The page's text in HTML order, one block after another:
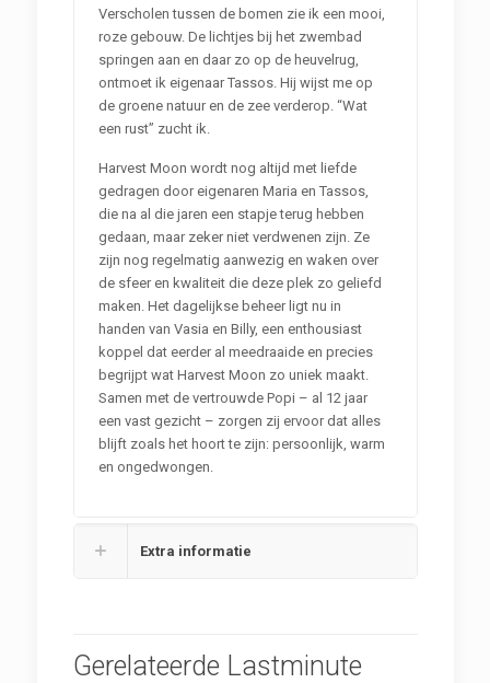
Verscholen tussen de bomen zie ik een mooi,
roze gebouw. De lichtjes bij het zwembad
springen aan en daar zo op de heuvelrug,
ontmoet ik eigenaar Tassos. Hij wijst me op
de groene natuur en de zee verderop. “Wat
een rust” zucht ik.
Harvest Moon wordt nog altijd met liefde
gedragen door eigenaren Maria en Tassos,
die na al die jaren een stapje terug hebben
gedaan, maar zeker niet verdwenen zijn. Ze
zijn nog regelmatig aanwezig en waken over
de sfeer en kwaliteit die deze plek zo geliefd
maken. Het dagelijkse beheer ligt nu in
handen van Vasia en Billy, een enthousiast
koppel dat eerder al meedraaide en precies
begrijpt wat Harvest Moon zo uniek maakt.
Samen met de vertrouwde Popi – al 12 jaar
een vast gezicht – zorgen zij ervoor dat alles
blijft zoals het hoort te zijn: persoonlijk, warm
en ongedwongen.
Extra informatie
Gerelateerde Lastminute